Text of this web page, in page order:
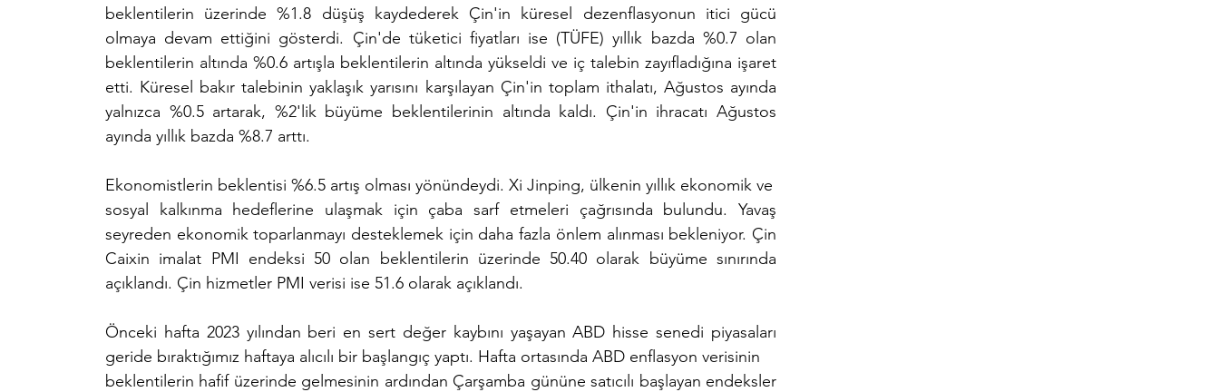
beklentilerin üzerinde %1.8 düşüş kaydederek Çin'in küresel dezenflasyonun itici gücü
olmaya devam ettiğini gösterdi. Çin'de tüketici fiyatları ise (TÜFE) yıllık bazda %0.7 olan
beklentilerin altında %0.6 artışla beklentilerin altında yükseldi ve iç talebin zayıfladığına işaret
etti. Küresel bakır talebinin yaklaşık yarısını karşılayan Çin'in toplam ithalatı, Ağustos ayında
yalnızca %0.5 artarak, %2'lik büyüme beklentilerinin altında kaldı. Çin'in ihracatı Ağustos
ayında yıllık bazda %8.7 arttı.
Ekonomistlerin beklentisi %6.5 artış olması yönündeydi. Xi Jinping, ülkenin yıllık ekonomik ve
sosyal kalkınma hedeflerine ulaşmak için çaba sarf etmeleri çağrısında bulundu. Yavaş
seyreden ekonomik toparlanmayı desteklemek için daha fazla önlem alınması bekleniyor. Çin
Caixin imalat PMI endeksi 50 olan beklentilerin üzerinde 50.40 olarak büyüme sınırında
açıklandı. Çin hizmetler PMI verisi ise 51.6 olarak açıklandı.
Önceki hafta 2023 yılından beri en sert değer kaybını yaşayan ABD hisse senedi piyasaları
geride bıraktığımız haftaya alıcılı bir başlangıç yaptı. Hafta ortasında ABD enflasyon verisinin
beklentilerin hafif üzerinde gelmesinin ardından Çarşamba gününe satıcılı başlayan endeksler